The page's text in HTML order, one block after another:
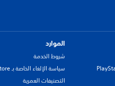
الموارد
شروط الخدمة
سياسة الإلغاء الخاصة بـ PS Store
التصنيفات العمرية